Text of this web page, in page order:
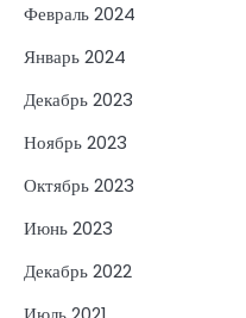
Февраль 2024
Январь 2024
Декабрь 2023
Ноябрь 2023
Октябрь 2023
Июнь 2023
Декабрь 2022